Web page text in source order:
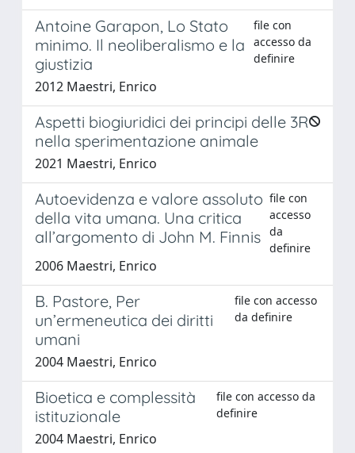
Antoine Garapon, Lo Stato
minimo. Il neoliberalismo e la
giustizia
file con
accesso da
definire
2012 Maestri, Enrico
Aspetti biogiuridici dei principi delle 3R
nella sperimentazione animale
2021 Maestri, Enrico
Autoevidenza e valore assoluto
della vita umana. Una critica
all’argomento di John M. Finnis
file con
accesso
da
definire
2006 Maestri, Enrico
B. Pastore, Per
un’ermeneutica dei diritti
umani
file con accesso
da definire
2004 Maestri, Enrico
Bioetica e complessità
istituzionale
file con accesso da
definire
2004 Maestri, Enrico